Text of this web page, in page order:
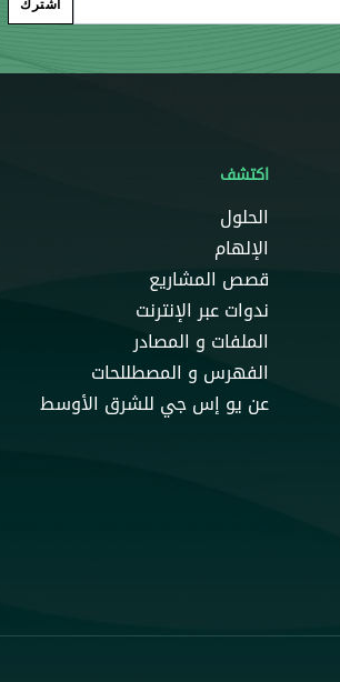
اشترك
اكتشف
الحلول
الإلهام
قصص المشاريع
ندوات عبر الإنترنت
الملفات و المصادر
الفهرس و المصطللحات
عن يو إس جي للشرق الأوسط